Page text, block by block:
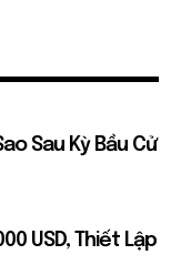
Sau Kỳ Bầu Cử
USD, Thiết Lập